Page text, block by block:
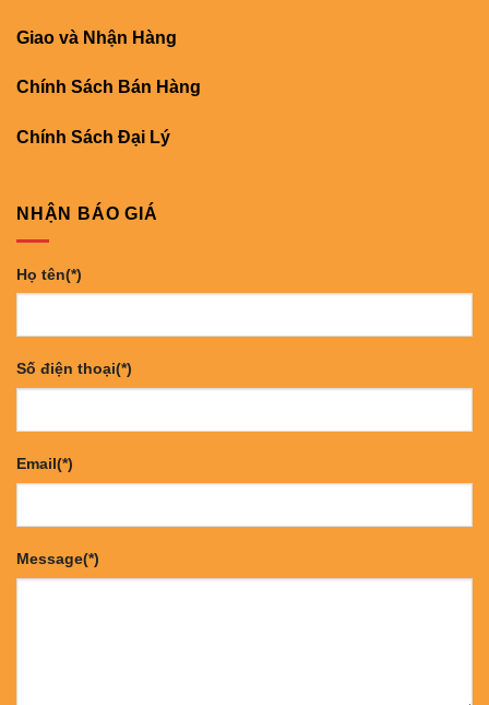
Giao và Nhận Hàng
Chính Sách Bán Hàng
Chính Sách Đại Lý
NHẬN BÁO GIÁ
Họ tên(*)
Số điện thoại(*)
Email(*)
Message(*)